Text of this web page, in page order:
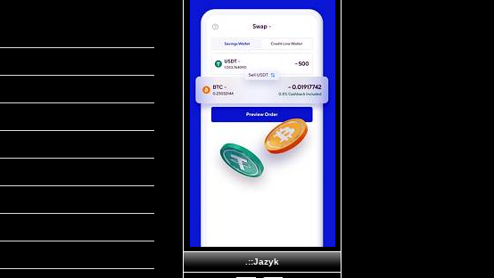
.::Jazyk